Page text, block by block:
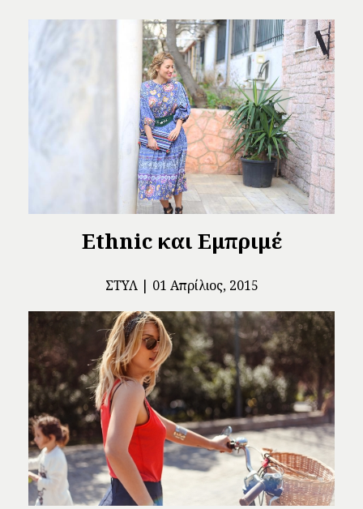
Ethnic και Εμπριμέ
ΣΤΥΛ 01 Απρίλιος, 2015